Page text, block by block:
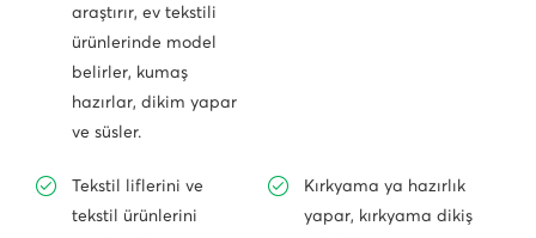
araştırır, ev tekstili
ürünlerinde model
belirler, kumaş
hazırlar, dikim yapar
ve süsler.
Tekstil liflerini ve
tekstil ürünlerini
Kırkyama ya hazırlık
yapar, kırkyama dikiş